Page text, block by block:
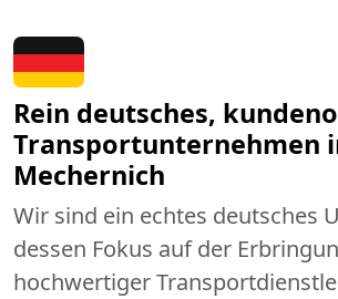
Rein deutsches,
Transportunternehmen
Mechernich
Wir sind ein echtes deutsches
dessen Fokus auf der
hochwertiger